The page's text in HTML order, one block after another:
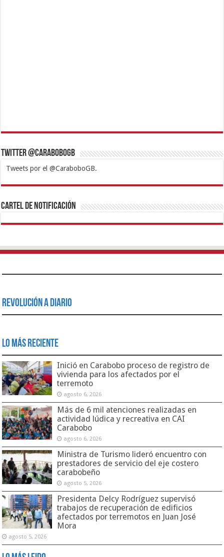
Twitter @CaraboboGB
Tweets por el @CaraboboGB.
1xbetBetturkeyBetistKralbetSupertotobetTipobetMatadorbetMariobet
https://mvbcasino.com/
Cartel de Notificación
Revolución a Diario
Lo Más Reciente
Inició en Carabobo proceso de registro de
vivienda para los afectados por el
terremoto
agosto 6, 2026
Más de 6 mil atenciones realizadas en
actividad lúdica y recreativa en CAI
Carabobo
agosto 6, 2026
Ministra de Turismo lideró encuentro con
prestadores de servicio del eje costero
carabobeño
agosto 5, 2026
Presidenta Delcy Rodríguez supervisó
trabajos de recuperación de edificios
afectados por terremotos en Juan José
Mora
agosto 5, 2026